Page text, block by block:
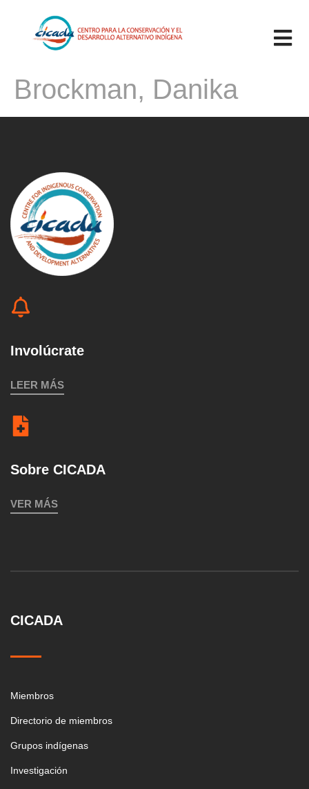
Brockman, Danika
Involúcrate
LEER MÁS
Sobre CICADA
VER MÁS
CICADA
Miembros
Directorio de miembros
Grupos indígenas
Investigación